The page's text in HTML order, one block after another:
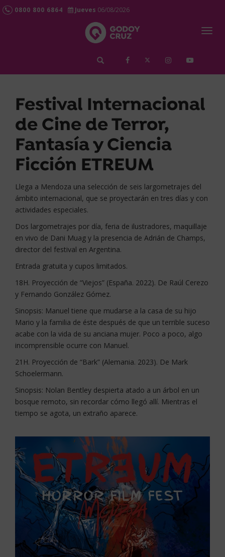
0800 800 6864 Jueves 06/08/2026
Festival Internacional
de Cine de Terror,
Fantasía y Ciencia
Ficción ETREUM
Llega a Mendoza una selección de seis largometrajes del
ámbito internacional, que se proyectarán en tres días y con
actividades especiales.
Dos largometrajes por día, feria de ilustradores, maquillaje
en vivo de Dani Muag y la presencia de Adrián de Champs,
director del festival en Argentina.
Entrada gratuita y cupos limitados.
18H. Proyección de “Viejos” (España. 2022). De Raúl Cerezo
y Fernando González Gómez.
Sinopsis: Manuel tiene que mudarse a la casa de su hijo
Mario y la familia de éste después de que un terrible suceso
acabe con la vida de su anciana mujer. Poco a poco, algo
incomprensible ocurre con Manuel.
21H. Proyección de “Bark” (Alemania. 2023). De Mark
Schoelermann.
Sinopsis: Nolan Bentley despierta atado a un árbol en un
bosque remoto, sin recordar cómo llegó allí. Mientras el
tiempo se agota, un extraño aparece.